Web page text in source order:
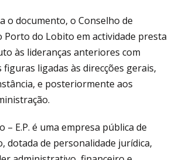
o documento, o Conselho de
Porto do Lobito em actividade presta
às lideranças anteriores com
figuras ligadas às direcções gerais,
e posteriormente aos
– E.P. é uma empresa pública de
dotada de personalidade jurídica,